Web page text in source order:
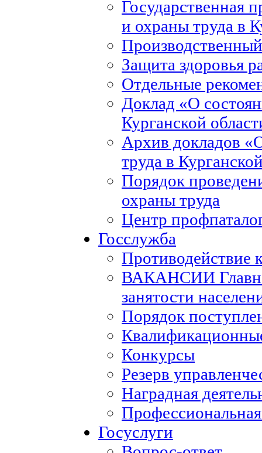
Государственная
и охраны труда в
Защита здоровья
Отдельные
Доклад «О
Курганской
Архив докладов
труда в
Порядок
охраны труда
Центр
Госслужба
Противодействие
ВАКАНСИИ
занятости
Порядок
Конкурсы
Резерв
Наградная
Госуслуги